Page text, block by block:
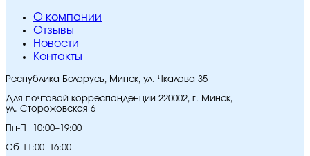
O компании
Отзывы
Новости
Контакты
Республика Беларусь, Минск, ул. Чкалова 35
Для почтовой корреспонденции 220002, г. Минск,
ул. Сторожовская 6
Пн-Пт 10:00–19:00
Сб 11:00–16:00